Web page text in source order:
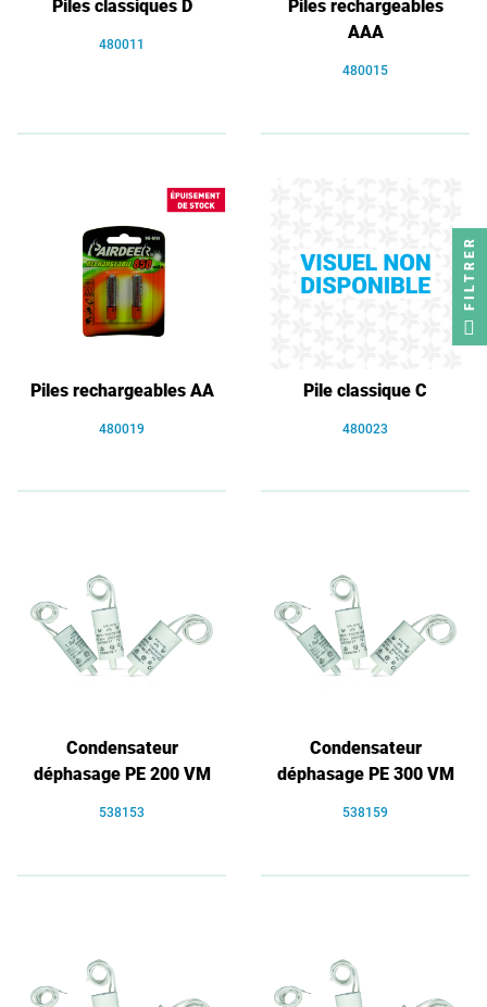
Piles classiques D
480011
Piles rechargeables
AAA
480015
Piles rechargeables AA
480019
Pile classique C
480023
Condensateur
déphasage PE 200 VM
538153
Condensateur
déphasage PE 300 VM
538159
FILTRER